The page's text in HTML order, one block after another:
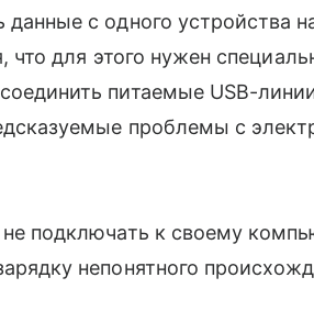
с одного устройства
что для этого нужен
питаемые USB-
проблемы с
подключать к своему
непонятного